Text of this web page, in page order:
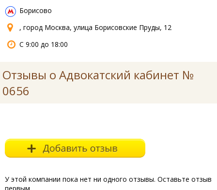
Борисово
, город Москва, улица Борисовские Пруды, 12
С 9:00 до 18:00
Отзывы о Адвокатский кабинет №
0656
У этой компании пока нет ни одного отзывы. Оставьте отзыв